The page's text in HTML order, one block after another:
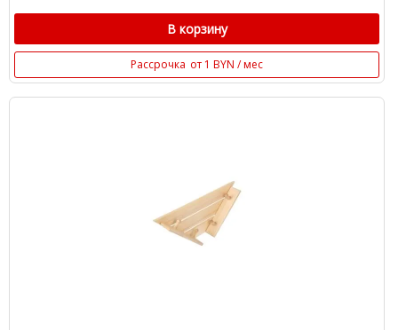
В корзину
Рассрочка от 1 BYN / мес